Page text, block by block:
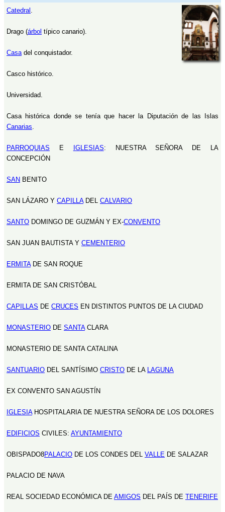
Catedral .
Drago (árbol típico canario).
Casadel conquistador.
Casco histórico.
Universidad.
Casa histórica donde se tenía que hacer la Diputación de las Islas
Canarias.
PARROQUIAS E IGLESIAS: NUESTRA SEÑORA DE LA
CONCEPCIÓN
SAN BENITO
SAN LÁZARO Y CAPILLADEL CALVARIO
SANTO DOMINGO DE GUZMÁN Y EX-CONVENTO
SAN JUAN BAUTISTA Y CEMENTERIO
ERMITADE SAN ROQUE
ERMITA DE SAN CRISTÓBAL
CAPILLAS DE CRUCES EN DISTINTOS PUNTOS DE LA CIUDAD
MONASTERIO DE SANTACLARA
MONASTERIO DE SANTA CATALINA
SANTUARIO DEL SANTÍSIMO CRISTO DE LA LAGUNA
EX CONVENTO SAN AGUSTÍN
IGLESIAHOSPITALARIA DE NUESTRA SEÑORA DE LOS DOLORES
EDIFICIOS CIVILES: AYUNTAMIENTO
OBISPADO8PALACIO DE LOS CONDES DEL VALLE DE SALAZAR
PALACIO DE NAVA
REAL SOCIEDAD ECONÓMICA DE AMIGOS DEL PAÍS DE TENERIFE